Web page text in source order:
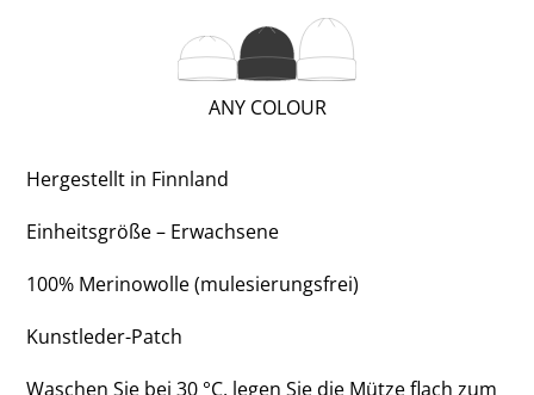
1
3)
ANY COLOUR(REGULAR;
Hergestellt in Finnland
Einheitsgröße – Erwachsene
100% Merinowolle (mulesierungsfrei)
Kunstleder-Patch
Waschen Sie bei 30 °C, legen Sie die Mütze flach zum